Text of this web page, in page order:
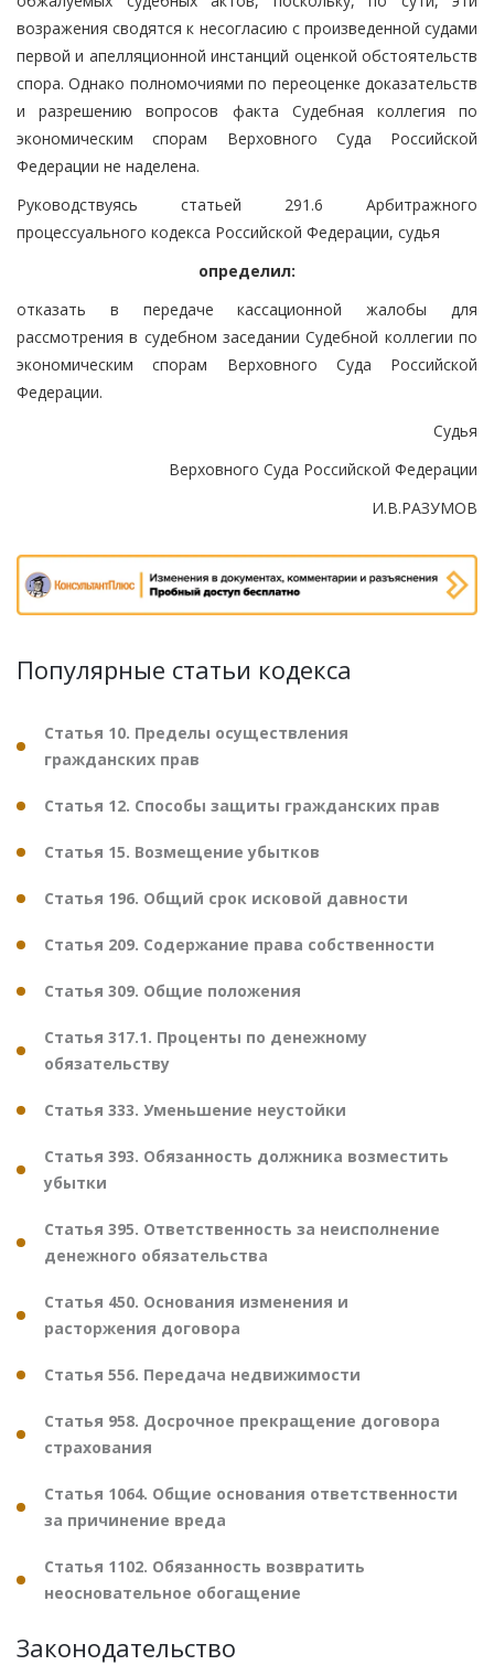
возражения сводятся к несогласию с произведенной судами
первой и апелляционной инстанций оценкой обстоятельств
спора. Однако полномочиями по переоценке доказательств
и разрешению вопросов факта Судебная коллегия по
экономическим спорам Верховного Суда Российской
Федерации не наделена.
Руководствуясь статьей 291.6 Арбитражного
процессуального кодекса Российской Федерации, судья
определил:
отказать в передаче кассационной жалобы для
рассмотрения в судебном заседании Судебной коллегии по
экономическим спорам Верховного Суда Российской
Федерации.
Судья
Верховного Суда Российской Федерации
И.В.РАЗУМОВ
Популярные статьи кодекса
Статья 10. Пределы осуществления
гражданских прав
Статья 12. Способы защиты гражданских прав
Статья 15. Возмещение убытков
Статья 196. Общий срок исковой давности
Статья 209. Содержание права собственности
Статья 309. Общие положения
Статья 317.1. Проценты по денежному
обязательству
Статья 333. Уменьшение неустойки
Статья 393. Обязанность должника возместить
убытки
Статья 395. Ответственность за неисполнение
денежного обязательства
Статья 450. Основания изменения и
расторжения договора
Статья 556. Передача недвижимости
Статья 958. Досрочное прекращение договора
страхования
Статья 1064. Общие основания ответственности
за причинение вреда
Статья 1102. Обязанность возвратить
неосновательное обогащение
Законодательство